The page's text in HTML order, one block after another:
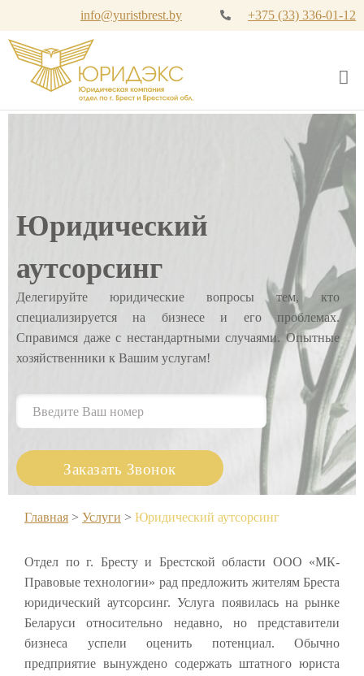
info@yuristbrest.by +375 (33) 336-01-12
Юридический
аутсорсинг
Делегируйте юридические вопросы тем, кто
специализируется на бизнесе и его проблемах.
Справимся даже с нестандартными случаями. Опытные
хозяйственники к Вашим услугам!
Главная > Услуги > Юридический аутсорсинг
Отдел по г. Бресту и Брестской области ООО «МК-
Правовые технологии» рад предложить жителям Бреста
юридический аутсорсинг. Услуга появилась на рынке
Беларуси относительно недавно, но представители
бизнеса успели оценить потенциал. Обычно
предприятие вынуждено содержать штатного юриста